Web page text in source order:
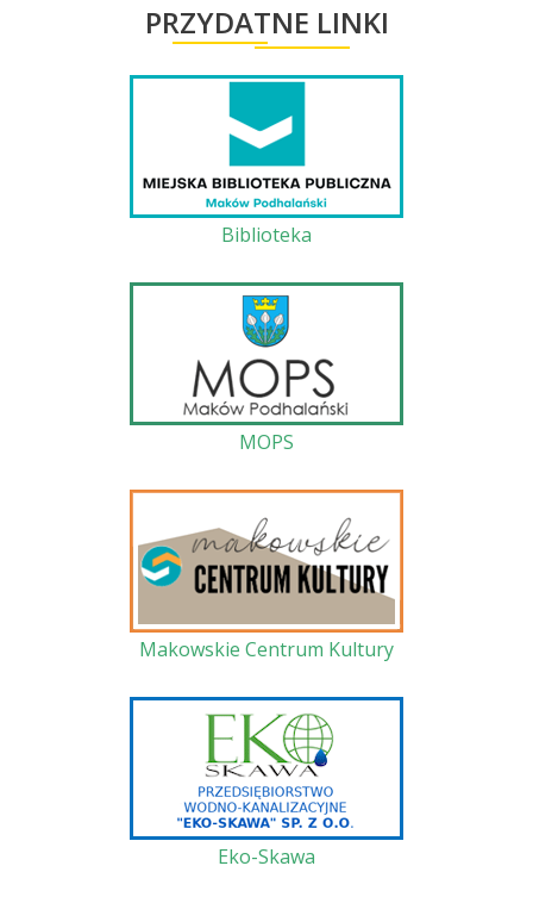
PRZYDATNE LINKI
Biblioteka
MOPS
Makowskie Centrum Kultury
Eko-Skawa